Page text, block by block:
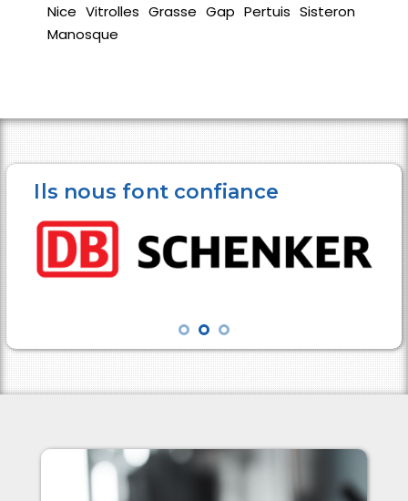
Nice Vitrolles Grasse Gap Pertuis Sisteron
Manosque
Ils nous font confiance